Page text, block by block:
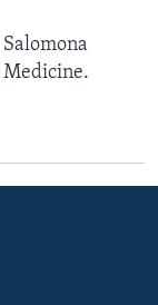
Medicine.